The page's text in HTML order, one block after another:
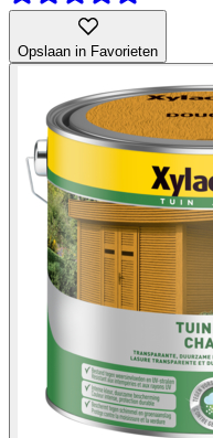
Opslaan in Favorieten